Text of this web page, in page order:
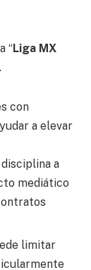
“Liga MX
con
a elevar
a
mediático
limitar